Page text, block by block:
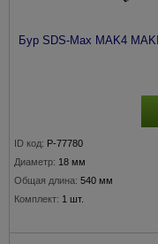
Бур SDS-Max MAK4
ID код: P-77780
Диаметр: 18 мм
Общая длина: 540 мм
Комплект: 1 шт.